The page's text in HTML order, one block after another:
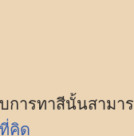
ารทาสีนั้นสามา
คิด